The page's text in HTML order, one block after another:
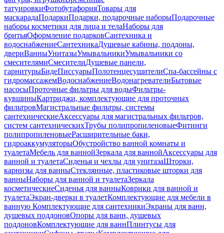
татуировкиФотобутафорияТовары для
маскарадаПодаркиПодарки, подарочные наборыПодарочные
наборы косметики для лица и телаНаборы для
бритьяОформление подарковСантехника и
водоснабжениеСантехникаДушевые кабины, поддоны,
двериВанныУнитазыУмывальникиУмывальники со
смесителямиСмесителиДушевые панели,
гарнитурыБидеПиссуарыПолотенцесушителиСпа-бассейны с
гидромассажемВодоснабжениеВодонагревателиБытовые
насосыПроточные фильтры для водыФильтры-
кувшиныКартриджи, комплектующие для проточных
фильтровМагистральные фильтры, системы
сантехническиеАксессуары для магистральных фильтров,
систем сантехническихТрубы полипропиленовыеФитинги
полипропиленовыеРасширительные баки,
гидроаккумуляторыОбустройство ванной комнаты и
туалетаМебель для ваннойЗеркала для ваннойАксессуары для
ванной и туалетаСиденья и чехлы для унитазаШторки,
карнизы для ванныСтеклянные, пластиковые шторки для
ванныНаборы для ванной и туалетаЗеркала
косметическиеСиденья для ванныКоврики для ванной и
туалетаЭкран-дверки в туалетКомплектующие для мебели в
ванную Комплектующие для сантехникиЭкраны для ванн,
душевых поддоновОпоры для ванн, душевых
поддоновКомплектующие для ваннПлинтусы для